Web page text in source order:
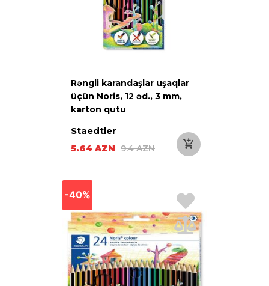
Rəngli karandaşlar uşaqlar
üçün Noris, 12 əd., 3 mm,
karton qutu
Staedtler
5.64 AZN 9.4 AZN
-40%